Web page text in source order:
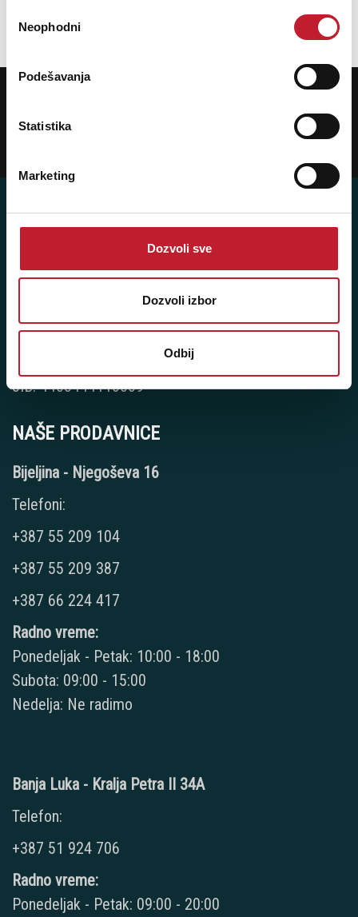
сагласности
Neophodni
Podešavanja
Statistika
Marketing
Dozvoli sve
Dozvoli izbor
Odbij
POTREBNA VAM JE POMOĆ? POZOVITE NAS!
Player 387 doo
Matični broj: 11091369
JIB: 4403444110009
NAŠE PRODAVNICE
Bijeljina - Njegoševa 16
Telefoni:
+387 55 209 104
+387 55 209 387
+387 66 224 417
Radno vreme:
Ponedeljak - Petak: 10:00 - 18:00
Subota: 09:00 - 15:00
Nedelja: Ne radimo
Banja Luka - Kralja Petra II 34A
Telefon:
+387 51 924 706
Radno vreme:
Ponedeljak - Petak: 09:00 - 20:00